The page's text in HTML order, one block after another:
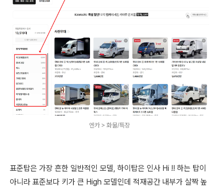
엔카 > 화물/특장
표준탑은 가장 흔한 일반적인 모델, 하이탑은 인사 Hi !! 하는 탑이
아니라 표준보다 키가 큰 High 모델인데 적재공간 내부가 살짝 높